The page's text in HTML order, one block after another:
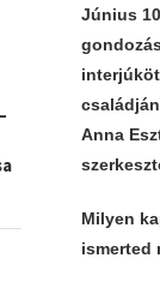
Június
Anna
Milyen
ismerted